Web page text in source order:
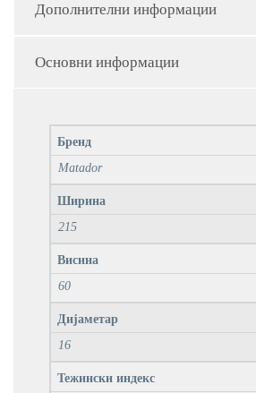
Дополнителни информации
Основни информации
Бренд
Matador
Ширина
215
Висина
60
Дијаметар
16
Тежински индекс